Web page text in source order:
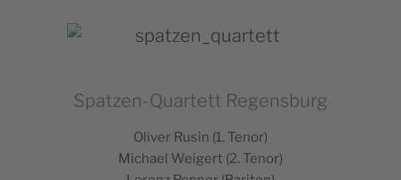
Spatzen-Quartett Regensburg
Oli­ver Rusin (1. Tenor)
Michael Wei­gert (2. Tenor)